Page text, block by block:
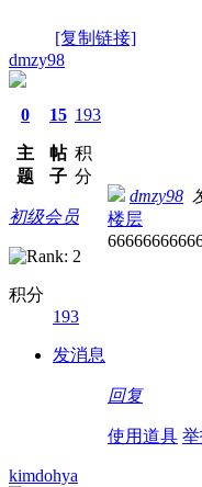
[复制链接]
dmzy98
0
主
题
15
帖
子
193
积
分
初级会员
积分
193
发消息
dmzy98
楼层
回复
使用道具
kimdohya